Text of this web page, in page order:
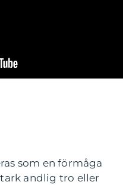
som en förmåga
andlig tro eller